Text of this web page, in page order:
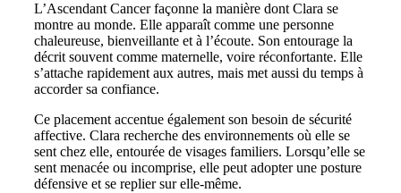
L’Ascendant Cancer façonne la manière dont Clara se
montre au monde. Elle apparaît comme une personne
chaleureuse, bienveillante et à l’écoute. Son entourage la
décrit souvent comme maternelle, voire réconfortante. Elle
s’attache rapidement aux autres, mais met aussi du temps à
accorder sa confiance.
Ce placement accentue également son besoin de sécurité
affective. Clara recherche des environnements où elle se
sent chez elle, entourée de visages familiers. Lorsqu’elle se
sent menacée ou incomprise, elle peut adopter une posture
défensive et se replier sur elle-même.